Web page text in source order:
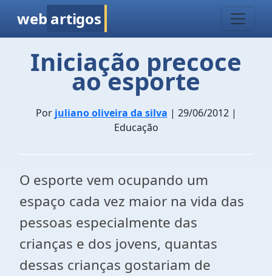
web artigos
Iniciação precoce
ao esporte
Por juliano oliveira da silva | 29/06/2012 |
Educação
O esporte vem ocupando um
espaço cada vez maior na vida das
pessoas especialmente das
crianças e dos jovens, quantas
dessas crianças gostariam de